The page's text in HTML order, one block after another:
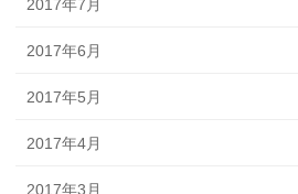
2017年7月
2017年6月
2017年5月
2017年4月
2017年3月